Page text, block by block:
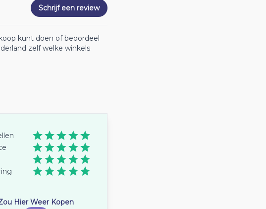
Schrijf een review
kunt doen of beoordeel
zelf welke winkels
Hier Weer Kopen